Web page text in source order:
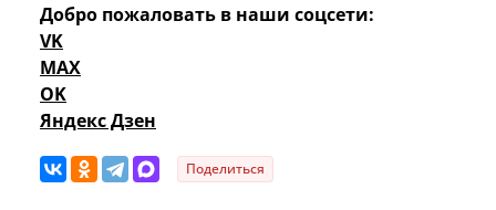
Добро пожаловать в наши соцсети:
VK
MAX
OK
Яндекс Дзен
Поделиться